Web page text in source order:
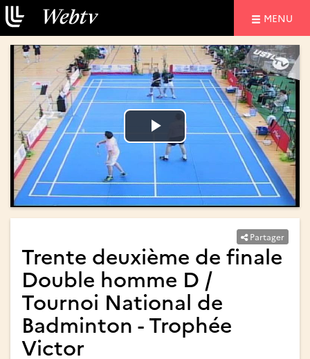
MENU
Lire
la
vidéo
Lire
la
vidéo
Partager
Trente deuxième de finale
Double homme D /
Tournoi National de
Badminton - Trophée
Victor